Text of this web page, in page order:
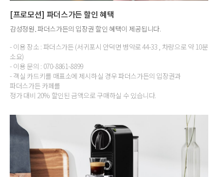
[프로모션] 파더스가든 할인 혜택
감성정원, 파더스가든의 입장권 할인 혜택이 제공됩니다.
- 이용 장소 : 파더스가든 (서귀포시 안덕면 병악로 44-33 , 차량으로 약 10분
소요)
- 이용 문의 : 070-8861-8899
- 객실 카드키를 매표소에 제시하실 경우 파더스가든의 입장권과
파더스가든 카페를
정가 대비 20% 할인된 금액으로 구매하실 수 있습니다.